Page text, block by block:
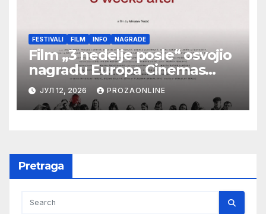
FESTIVALI FILM INFO NAGRADE
Film „3 nedelje posle“ osvojio
nagradu Europa Cinemas
Label na Filmskom festivalu u
Karlovim Varima
ЈУЛ 12, 2026 PROZAONLINE
Pretraga